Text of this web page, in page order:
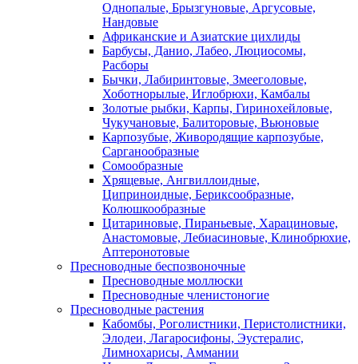
Однопалые, Брызгуновые, Аргусовые,
Нандовые
Африканские и Азиатские цихлиды
Барбусы, Данио, Лабео, Люциосомы,
Расборы
Бычки, Лабиринтовые, Змееголовые,
Хоботнорылые, Иглобрюхи, Камбалы
Золотые рыбки, Карпы, Гиринохейловые,
Чукучановые, Балиторовые, Вьюновые
Карпозубые, Живородящие карпозубые,
Сарганообразные
Сомообразные
Хрящевые, Ангвиллоидные,
Циприноидные, Бериксообразные,
Колюшкообразные
Цитариновые, Пираньевые, Харациновые,
Анастомовые, Лебиасиновые, Клинобрюхие,
Аптеронотовые
Пресноводные беспозвоночные
Пресноводные моллюски
Пресноводные членистоногие
Пресноводные растения
Кабомбы, Роголистники, Перистолистники,
Элодеи, Лагаросифоны, Эустералис,
Лимнохарисы, Аммании